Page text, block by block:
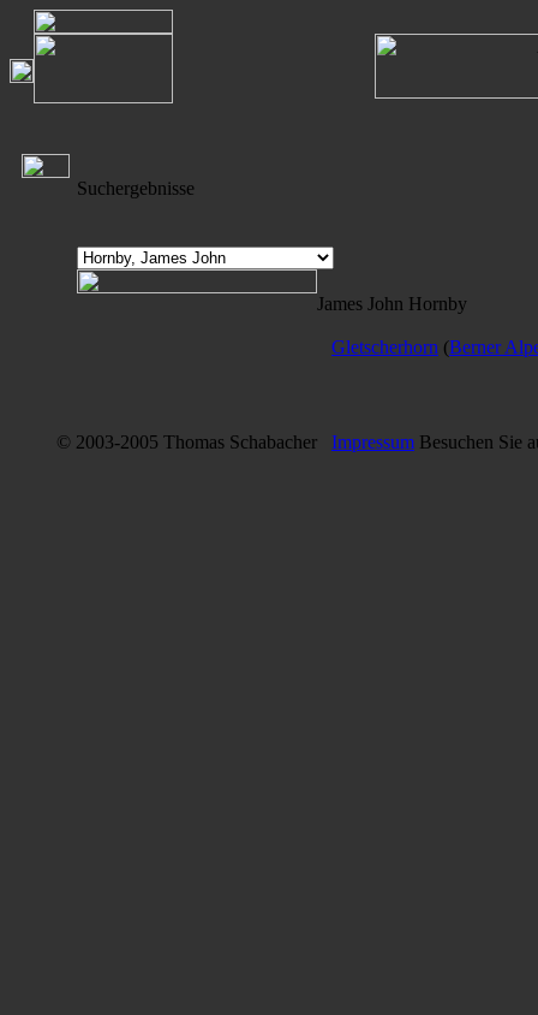
Suchergebnisse
James John Hornby
Gletscherhorn (Berner
© 2003-2005 Thomas Schabacher Impressum Besuchen Sie